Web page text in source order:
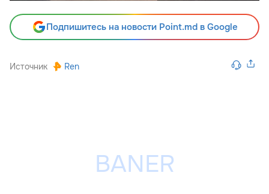
Подпишитесь на новости Point.md в Google
Источник Ren